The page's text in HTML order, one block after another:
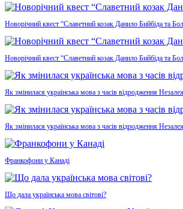
Новорічний квест “Славетний козак Данило Бийбіда та
Новорічний квест “Славетний козак Данило Бийбіда та
Як змінилася українська мова з часів відродження
Як змінилася українська мова з часів відродження
Франкофони у Канаді
Що дала українська мова світові?